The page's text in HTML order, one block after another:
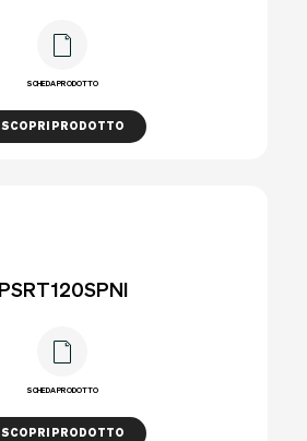
SCHEDA PRODOTTO
SCOPRI PRODOTTO
PSRT120SPNI
SCHEDA PRODOTTO
SCOPRI PRODOTTO